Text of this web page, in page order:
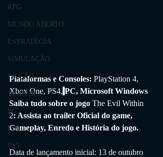
RPG
MUNDO ABERTO
ESTRATÉGIA
SIMULAÇÃO
FICÇÃO
TERROR
PC
PS4
PS5
Plataformas e Consoles: PlayStation 4,
Xbox One, PS4, PC, Microsoft Windows
Saiba tudo sobre o jogo The Evil Within
2: Assista ao trailer Oficial do game,
Gameplay, Enredo e História do jogo.
Data de lançamento inicial: 13 de outubro